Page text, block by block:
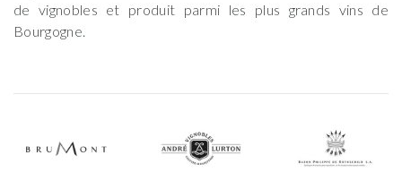
de vignobles et produit parmi les plus grands vins de
Bourgogne.